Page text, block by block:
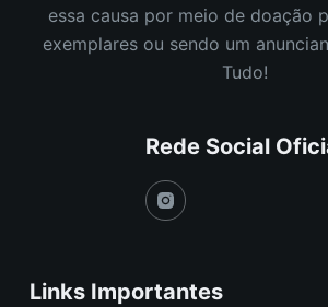
essa causa por meio de doação
exemplares ou sendo um
Tudo!
Rede Social
Links Importantes